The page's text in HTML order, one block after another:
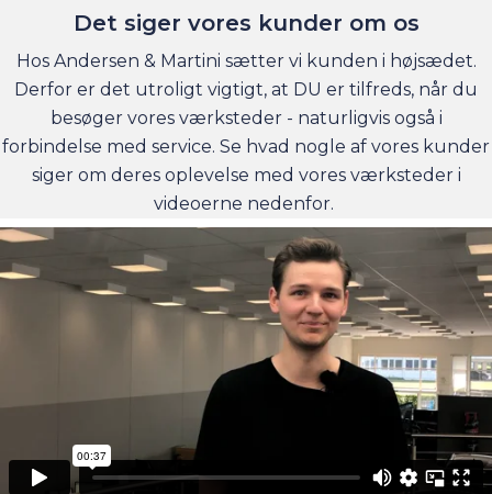
Det siger vores kunder om os
Hos Andersen & Martini sætter vi kunden i højsædet.
Derfor er det utroligt vigtigt, at DU er tilfreds, når du
besøger vores værksteder - naturligvis også i
forbindelse med service. Se hvad nogle af vores kunder
siger om deres oplevelse med vores værksteder i
videoerne nedenfor.